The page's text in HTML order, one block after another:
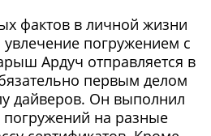
фактов в личной жизни
увлечение погружением с
Ардуч отправляется в
первым делом
дайверов. Он выполнил
погружений на разные